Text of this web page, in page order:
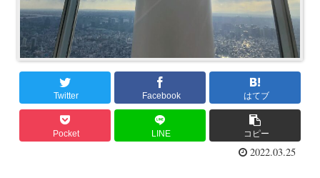
Twitter Facebook はてブ
Pocket LINE コピー
2022.03.25